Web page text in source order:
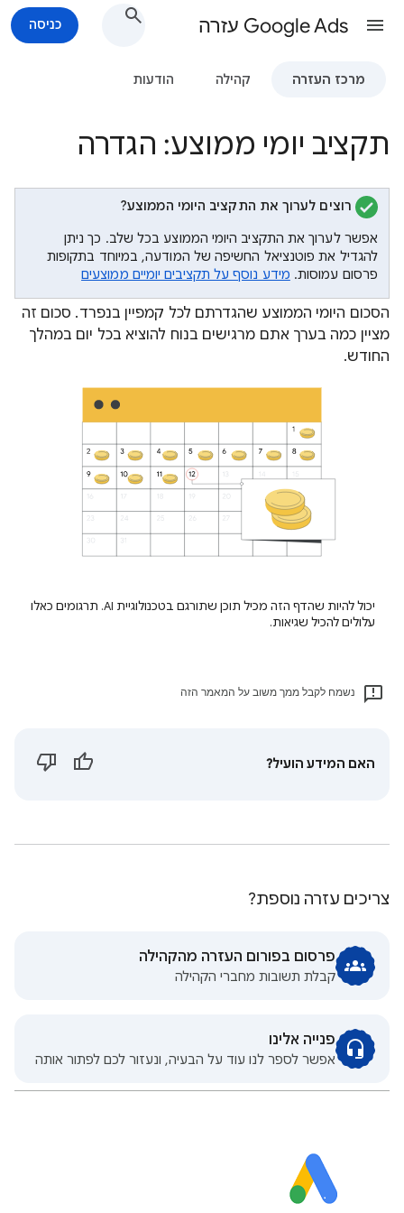
Google Ads עזרה כניסה
מרכז העזרה קהילה הודעות
תקציב יומי ממוצע: הגדרה
רוצים לערוך את התקציב היומי הממוצע?
אפשר לערוך את התקציב היומי הממוצע בכל שלב. כך ניתן
להגדיל את פוטנציאל החשיפה של המודעה, במיוחד בתקופות
פרסום עמוסות. מידע נוסף על תקציבים יומיים ממוצעים
הסכום היומי הממוצע שהגדרתם לכל קמפיין בנפרד. סכום זה
מציין כמה בערך אתם מרגישים בנוח להוציא בכל יום במהלך
החודש.
יכול להיות שהדף הזה מכיל תוכן שתורגם בטכנולוגיית AI. תרגומים כאלו
עלולים להכיל שגיאות.
נשמח לקבל ממך משוב על המאמר הזה
האם המידע הועיל?
צריכים עזרה נוספת?
פרסום בפורום העזרה מהקהילה
קבלת תשובות מחברי הקהילה
פנייה אלינו
אפשר לספר לנו עוד על הבעיה, ונעזור לכם לפתור אותה